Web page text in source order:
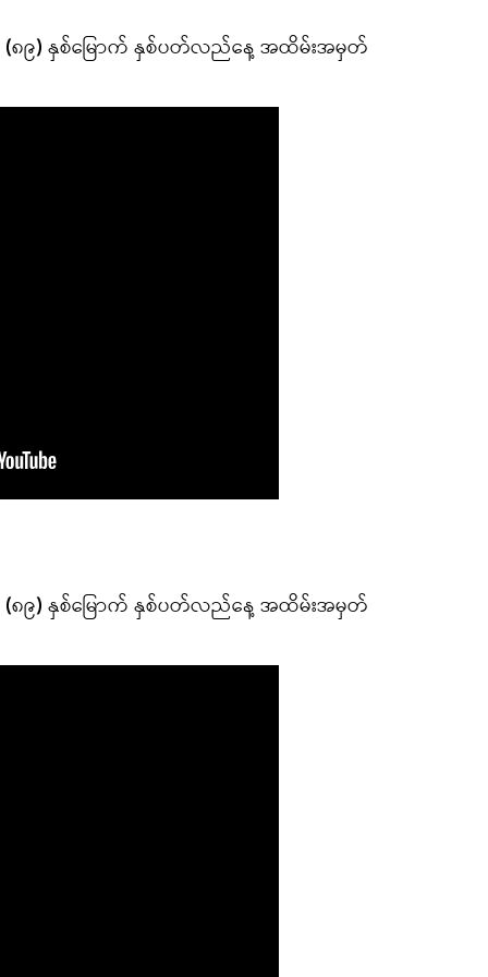
(၈၉) နှစ်မြောက် နှစ်ပတ်လည်နေ့ အထိမ်းအမှတ်
(၈၉) နှစ်မြောက် နှစ်ပတ်လည်နေ့ အထိမ်းအမှတ်